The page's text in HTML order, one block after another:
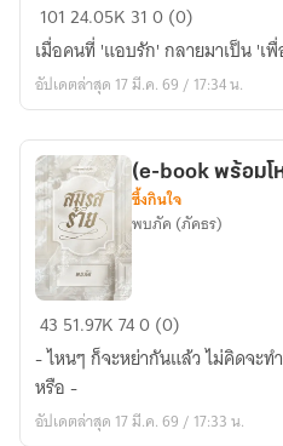
โซน
คน
รัก
เพื่อน
friend
zone
10124.05K 310 (0)
เมื่อคนที่ 'แอบรัก' กลายมาเป็น 'เ
อัปเดตล่าสุด 17 มี.ค. 69 / 17:34 น.
(e-
book
พร้อม
โหลด)
สมรส
(e-book พร้อมโ
ซึ้งกินใจ
พบภัค (ภัคธร)
43 51.97K740 (0)
- ไหนๆ ก็จะหย่ากันแล้ว ไม่คิดจะท
หรือ -
อัปเดตล่าสุด 17 มี.ค. 69 / 17:33 น.